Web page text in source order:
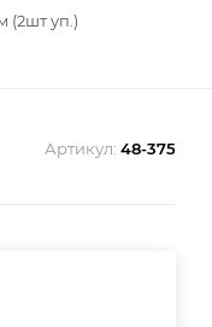
(2шт уп.)
Артикул: 48-375